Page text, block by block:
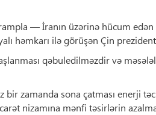
— İranın üzərinə hücum
həmkarı ilə görüşən Çin
qəbuledilməzdir və
zamanda sona çatması enerji
nizamına mənfi təsirlərin